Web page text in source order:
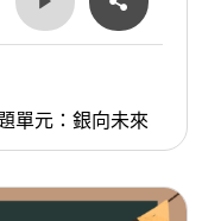
單元：銀向未來